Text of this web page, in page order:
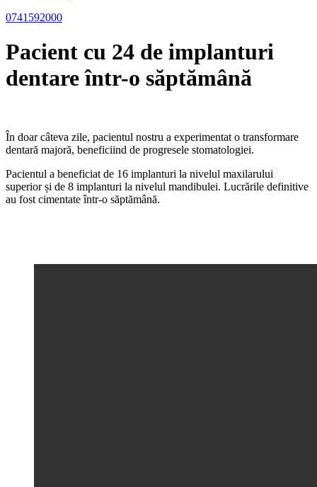
0741592000
Pacient cu 24 de implanturi
dentare într-o săptămână
În doar câteva zile, pacientul nostru a experimentat o transformare
dentară majoră, beneficiind de progresele stomatologiei.
Pacientul a beneficiat de 16 implanturi la nivelul maxilarului
superior și de 8 implanturi la nivelul mandibulei. Lucrările definitive
au fost cimentate într-o săptămână.